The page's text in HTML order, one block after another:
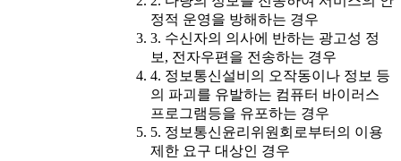
정적 운영을 방해하는 경우
3. 수신자의 의사에 반하는 광고성 정
보, 전자우편을 전송하는 경우
4. 정보통신설비의 오작동이나 정보 등
의 파괴를 유발하는 컴퓨터 바이러스
프로그램등을 유포하는 경우
5. 정보통신윤리위원회로부터의 이용
제한 요구 대상인 경우